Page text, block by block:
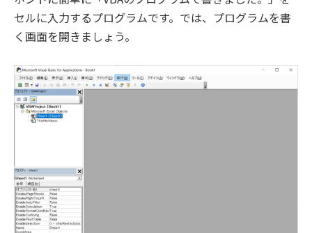
セルに入力するプログラムです。では、プログラムを書
く画面を開きましょう。